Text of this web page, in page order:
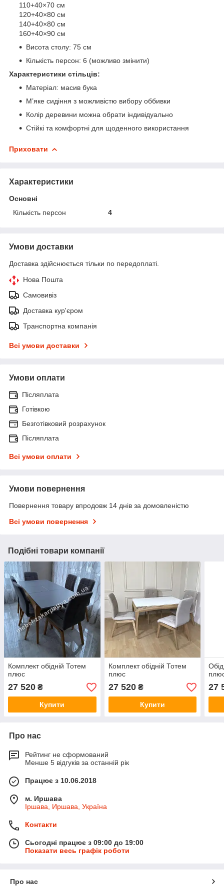
110+40×70 см
120+40×80 см
140+40×80 см
160+40×90 см
Висота столу: 75 см
Кількість персон: 6 (можливо змінити)
Характеристики стільців:
Матеріал: масив бука
М’яке сидіння з можливістю вибору оббивки
Колір деревини можна обрати індивідуально
Стійкі та комфортні для щоденного використання
Приховати
Характеристики
Основні
Кількість персон
4
Умови доставки
Доставка здійснюється тільки по передоплаті.
Нова Пошта
Самовивіз
Доставка кур'єром
Транспортна компанія
Всі умови доставки
Умови оплати
Післяплата
Готівкою
Безготівковий розрахунок
Післяплата
Всі умови оплати
Умови повернення
Повернення товару впродовж 14 днів за домовленістю
Всі умови повернення
Подібні товари компанії
Комплект обідній Тотем
плюс
27 520 ₴
Купити
Комплект обідній Тотем
плюс
27 520₴
Купити
27
Про нас
Рейтинг не сформований
Менше 5 відгуків за останній рік
Працює з 10.06.2018
м. Иршава
Іршава, Иршава, Україна
Контакти
Сьогодні працює з 09:00 до 19:00
Показати весь графік роботи
Про нас